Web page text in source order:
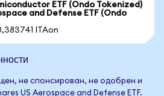
ETF (Ondo Tokenized)
and Defense ETF (Ondo
ITAon
не спонсирован, не одобрен и
US Aerospace and Defense ETF.